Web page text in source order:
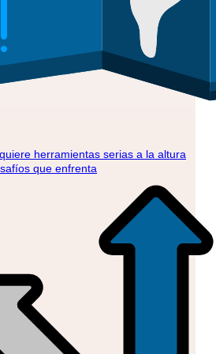
herramientas serias a la altura
que enfrenta